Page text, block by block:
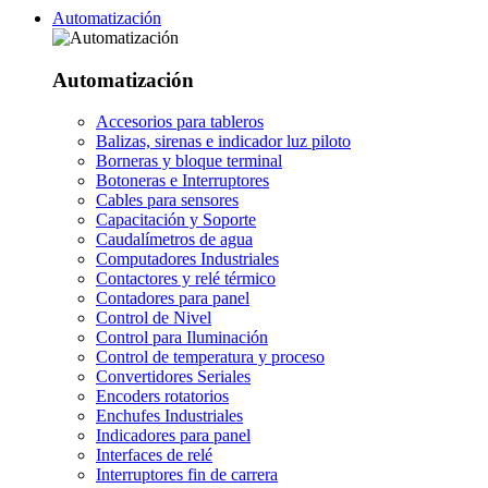
Automatización
Automatización
Accesorios para tableros
Balizas, sirenas e indicador luz piloto
Borneras y bloque terminal
Botoneras e Interruptores
Cables para sensores
Capacitación y Soporte
Caudalímetros de agua
Computadores Industriales
Contactores y relé térmico
Contadores para panel
Control de Nivel
Control para Iluminación
Control de temperatura y proceso
Convertidores Seriales
Encoders rotatorios
Enchufes Industriales
Indicadores para panel
Interfaces de relé
Interruptores fin de carrera